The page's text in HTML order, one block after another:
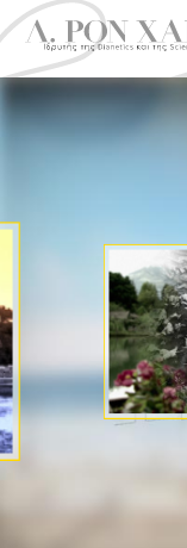
Τ
Α
Π
Ρ
Ω
Α
Χ
Ρ
Ο
Ν
Ι
Α